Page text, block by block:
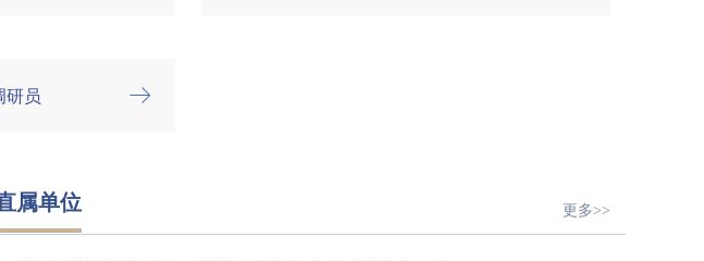
研员
属单位 更多>>